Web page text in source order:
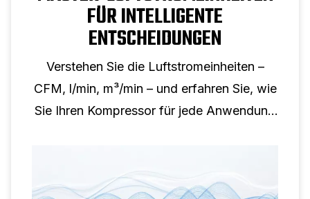
FÜR INTELLIGENTE
ENTSCHEIDUNGEN
Verstehen Sie die Luftstromeinheiten –
CFM, l/min, m³/min – und erfahren Sie, wie
Sie Ihren Kompressor für jede Anwendung